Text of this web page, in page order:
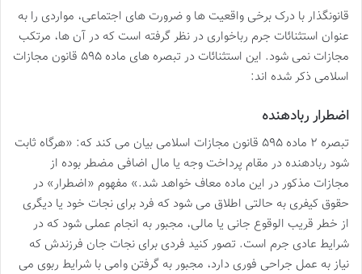
قانونگذار با درک برخی واقعیت ها و ضرورت های اجتماعی، مواردی را به
عنوان استثنائات جرم رباخواری در نظر گرفته است که در آن ها، مرتکب
مجازات نمی شود. این استثنائات در تبصره های ماده ۵۹۵ قانون مجازات
اسلامی ذکر شده اند:
اضطرار ربادهنده
تبصره ۲ ماده ۵۹۵ قانون مجازات اسلامی بیان می کند که: «هرگاه ثابت
شود ربادهنده در مقام پرداخت وجه یا مال اضافی مضطر بوده از
مجازات مذکور در این ماده معاف خواهد شد.» مفهوم «اضطرار» در
حقوق کیفری به حالتی اطلاق می شود که فرد برای نجات خود یا دیگری
از خطر قریب الوقوع جانی یا مالی، مجبور به انجام عملی شود که در
شرایط عادی جرم است. تصور کنید فردی برای نجات جان فرزندش که
نیاز به عمل جراحی فوری دارد، مجبور به گرفتن وامی با شرایط ربوی می